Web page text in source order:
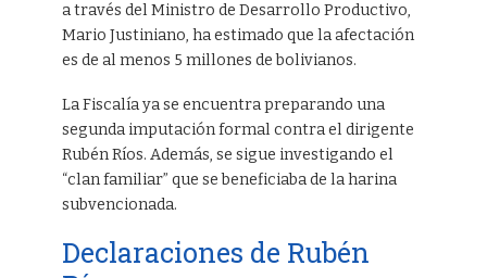
a través del Ministro de Desarrollo Productivo,
Mario Justiniano, ha estimado que la afectación
es de al menos 5 millones de bolivianos.
La Fiscalía ya se encuentra preparando una
segunda imputación formal contra el dirigente
Rubén Ríos. Además, se sigue investigando el
“clan familiar” que se beneficiaba de la harina
subvencionada.
Declaraciones de Rubén